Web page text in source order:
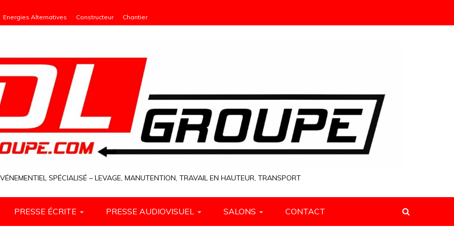
Energies Alternatives Constructeur Chantier
SPÉCIALISÉ – LEVAGE, MANUTENTION, TRAVAIL EN HAUTEUR, TRANSPORT
PRESSE ÉCRITE PRESSE AUDIOVISUEL SALONS CONTACT